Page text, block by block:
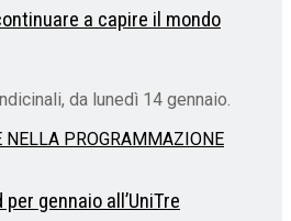
a capire il mondo
da lunedì 14 gennaio.
gennaio all’UniTre